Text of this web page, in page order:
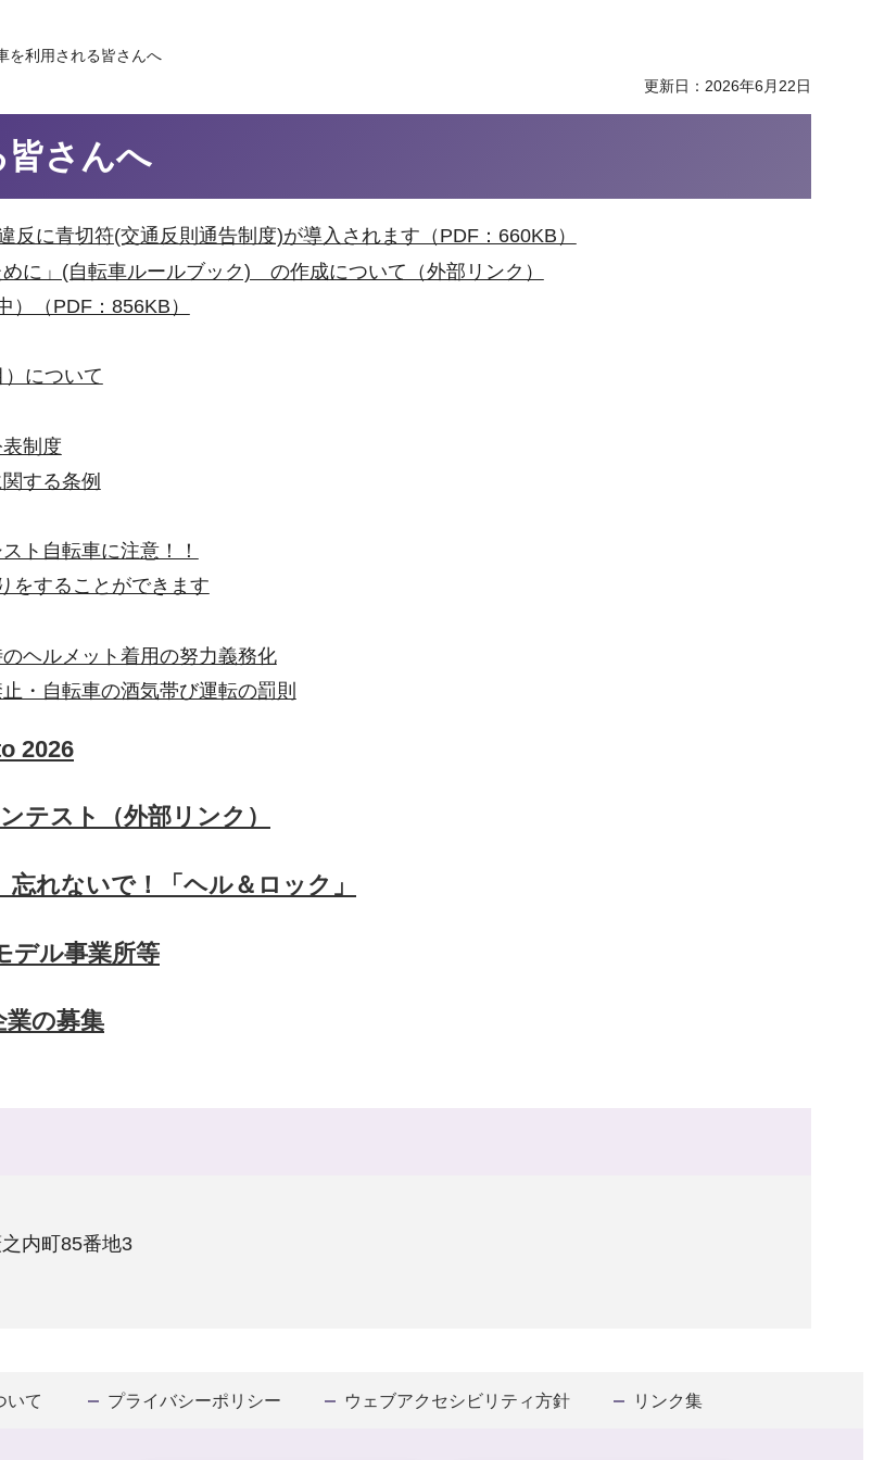
を利用される皆さんへ
更新日：2026年6月22日
皆さんへ
反に青切符(交通反則通告制度)が導入されます（PDF：660KB）
めに」(自転車ルールブック) の作成について（外部リンク）
）（PDF：856KB）
について
制度
する条例
ト自転車に注意！！
をすることができます
ヘルメット着用の努力義務化
・自転車の酒気帯び運転の罰則
2026
テスト（外部リンク）
れないで！「ヘル＆ロック」
デル事業所等
業の募集
内町85番地3
いて プライバシーポリシー ウェブアクセシビリティ方針 リンク集